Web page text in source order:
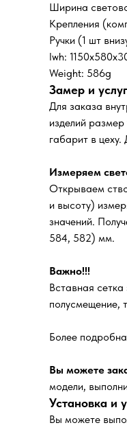
Ширина
Крепления
Ручки (1 шт
lwh:
Weight: 586g
Замер и
Для заказа
изделий
габарит в
Измеряем
Открываем
и высоту)
значений.
584, 582) мм.
Важно!!!
Вставная
полусмещение,
Более
Вы можете
модели,
Установка и
Вы можете